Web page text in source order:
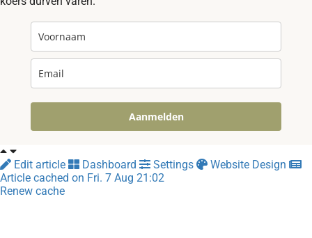
Aanmelden
Edit article Dashboard Settings
Website Design
Article cached on Fri. 7 Aug 21:02
Renew cache